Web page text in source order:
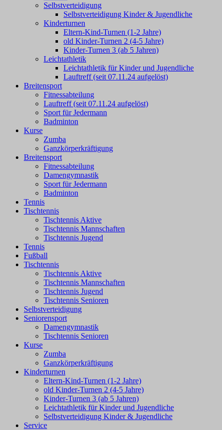
Selbstverteidigung
Selbstverteidigung Kinder & Jugendliche
Kinderturnen
Eltern-Kind-Turnen (1-2 Jahre)
old Kinder-Turnen 2 (4-5 Jahre)
Kinder-Turnen 3 (ab 5 Jahren)
Leichtathletik
Leichtathletik für Kinder und Jugendliche
Lauftreff (seit 07.11.24 aufgelöst)
Breitensport
Fitnessabteilung
Lauftreff (seit 07.11.24 aufgelöst)
Sport für Jedermann
Badminton
Kurse
Zumba
Ganzkörperkräftigung
Breitensport
Fitnessabteilung
Damengymnastik
Sport für Jedermann
Badminton
Tennis
Tischtennis
Tischtennis Aktive
Tischtennis Mannschaften
Tischtennis Jugend
Tennis
Fußball
Tischtennis
Tischtennis Aktive
Tischtennis Mannschaften
Tischtennis Jugend
Tischtennis Senioren
Selbstverteidigung
Seniorensport
Damengymnastik
Tischtennis Senioren
Kurse
Zumba
Ganzkörperkräftigung
Kinderturnen
Eltern-Kind-Turnen (1-2 Jahre)
old Kinder-Turnen 2 (4-5 Jahre)
Kinder-Turnen 3 (ab 5 Jahren)
Leichtathletik für Kinder und Jugendliche
Selbstverteidigung Kinder & Jugendliche
Service